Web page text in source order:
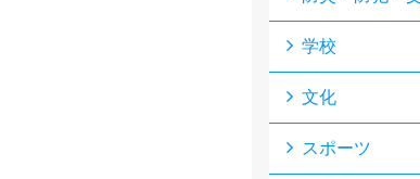
学校
文化
スポーツ